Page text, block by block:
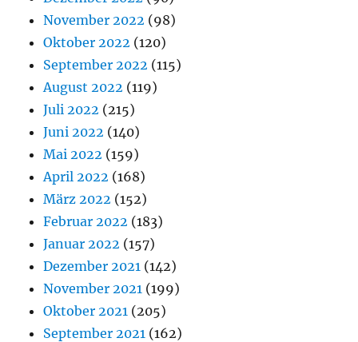
November 2022 (98)
Oktober 2022 (120)
September 2022 (115)
August 2022 (119)
Juli 2022 (215)
Juni 2022 (140)
Mai 2022 (159)
April 2022 (168)
März 2022 (152)
Februar 2022 (183)
Januar 2022 (157)
Dezember 2021 (142)
November 2021 (199)
Oktober 2021 (205)
September 2021 (162)